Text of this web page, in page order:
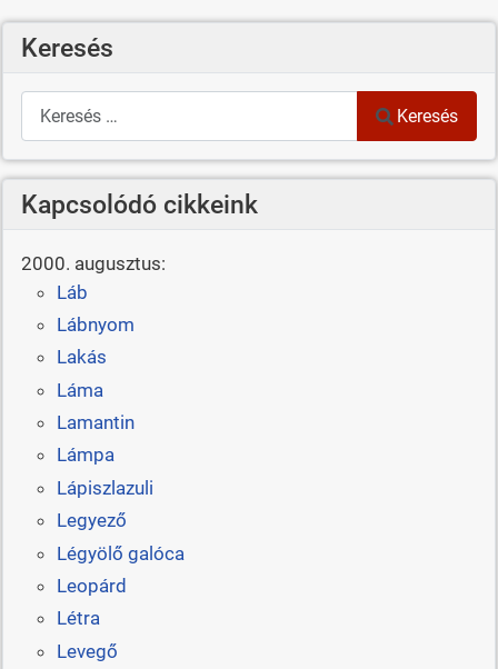
Keresés
Keresés
Keresés
Kapcsolódó cikkeink
2000. augusztus:
Láb
Lábnyom
Lakás
Láma
Lamantin
Lámpa
Lápiszlazuli
Legyező
Légyölő galóca
Leopárd
Létra
Levegő